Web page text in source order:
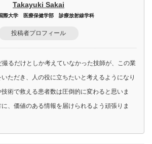
Takayuki Sakai
際大学 医療保健学部 診療放射線学科
投稿者プロフィール
撮るだけとしか考えていなかった技師が、この業
ただき、人の役に立ちたいと考えるようになり
術で救える患者数は圧倒的に変わると思いま
、価値のある情報を届けられるよう頑張りま